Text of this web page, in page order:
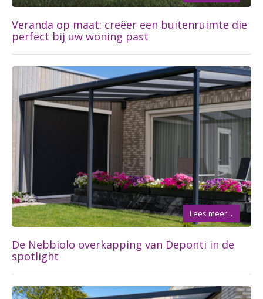
Veranda op maat: creëer een buitenruimte die
perfect bij uw woning past
De Nebbiolo overkapping van Deponti in de
spotlight
Lees meer...